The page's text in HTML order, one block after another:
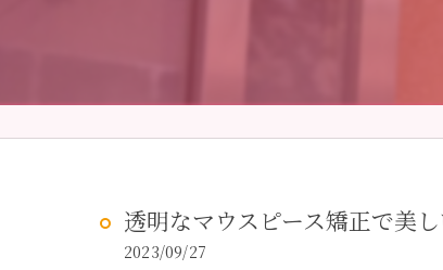
透明なマウスピース矯正で美
2023/09/27